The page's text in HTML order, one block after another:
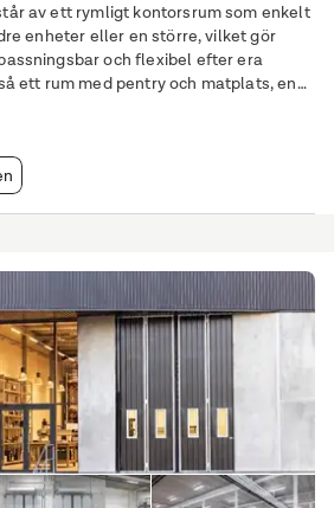
av ett rymligt kontorsrum som enkelt
enheter eller en större, vilket gör
och flexibel efter era
ett rum med pentry och matplats, en
och möten, samt en separat/avskild
förvaring